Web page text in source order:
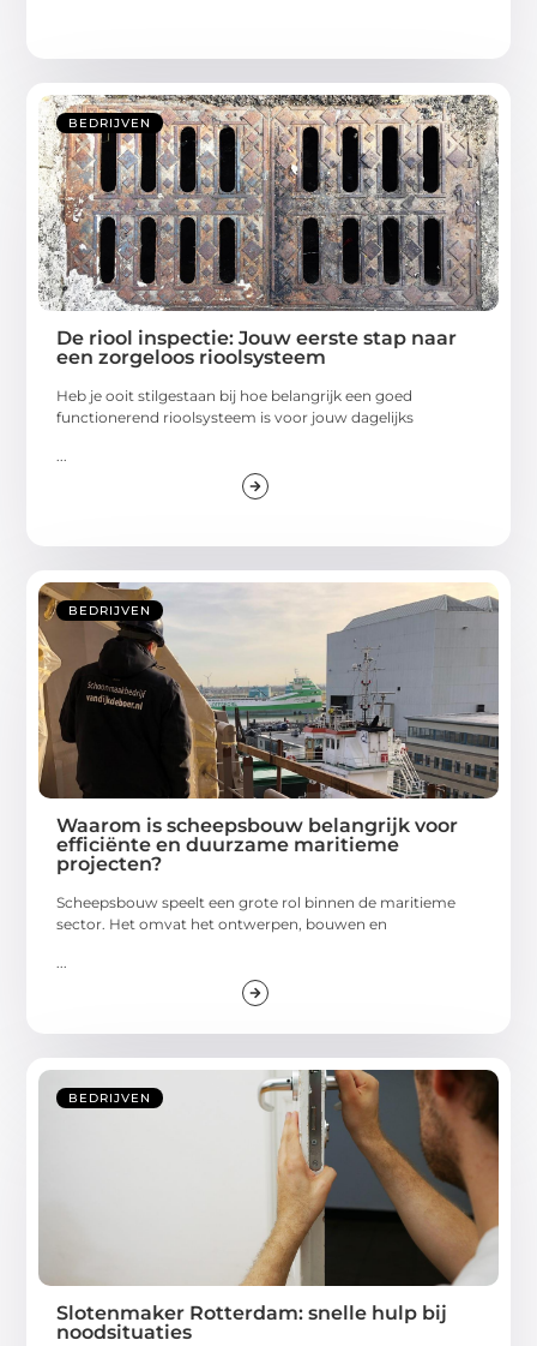
BEDRIJVEN
De riool inspectie: Jouw eerste stap naar
een zorgeloos rioolsysteem
Heb je ooit stilgestaan bij hoe belangrijk een goed
functionerend rioolsysteem is voor jouw dagelijks
...
BEDRIJVEN
Waarom is scheepsbouw belangrijk voor
efficiënte en duurzame maritieme
projecten?
Scheepsbouw speelt een grote rol binnen de maritieme
sector. Het omvat het ontwerpen, bouwen en
...
BEDRIJVEN
Slotenmaker Rotterdam: snelle hulp bij
noodsituaties